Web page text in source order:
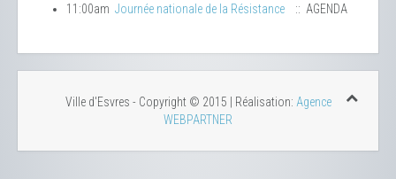
11:00am Journée nationale de la Résistance :: AGENDA
Ville d'Esvres - Copyright © 2015 | Réalisation: Agence
WEBPARTNER